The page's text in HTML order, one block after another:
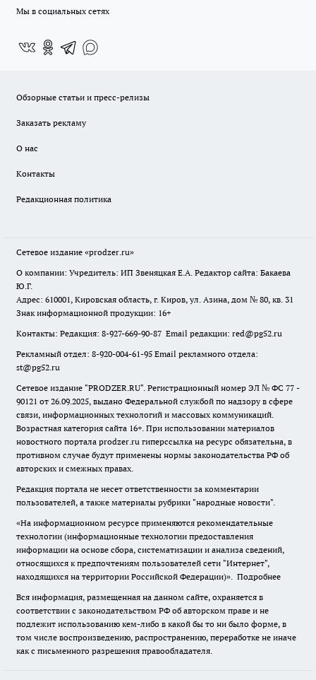
Мы в социальных сетях
Обзорные статьи и пресс-релизы
Заказать рекламу
О нас
Контакты
Редакционная политика
Сетевое издание «prodzer.ru»
О компании: Учредитель: ИП Звеняцкая Е.А. Редактор сайта: Бакаева
Ю.Г.
Адрес: 610001, Кировская область, г. Киров, ул. Азина, дом № 80, кв. 31
Знак информационной продукции: 16+
Контакты: Редакция: 8-927-669-90-87 Email редакции: red@pg52.ru
Рекламный отдел: 8-920-004-61-95 Email рекламного отдела:
st@pg52.ru
Сетевое издание "PRODZER.RU". Регистрационный номер ЭЛ № ФС 77 -
90121 от 26.09.2025, выдано Федеральной службой по надзору в сфере
связи, информационных технологий и массовых коммуникаций.
Возрастная категория сайта 16+. При использовании материалов
новостного портала prodzer.ru гиперссылка на ресурс обязательна, в
противном случае будут применены нормы законодательства РФ об
авторских и смежных правах.
Редакция портала не несет ответственности за комментарии
пользователей, а также материалы рубрики "народные новости".
«На информационном ресурсе применяются рекомендательные
технологии (информационные технологии предоставления
информации на основе сбора, систематизации и анализа сведений,
относящихся к предпочтениям пользователей сети "Интернет",
находящихся на территории Российской Федерации)». Подробнее
Вся информация, размещенная на данном сайте, охраняется в
соответствии с законодательством РФ об авторском праве и не
подлежит использованию кем-либо в какой бы то ни было форме, в
том числе воспроизведению, распространению, переработке не иначе
как с письменного разрешения правообладателя.